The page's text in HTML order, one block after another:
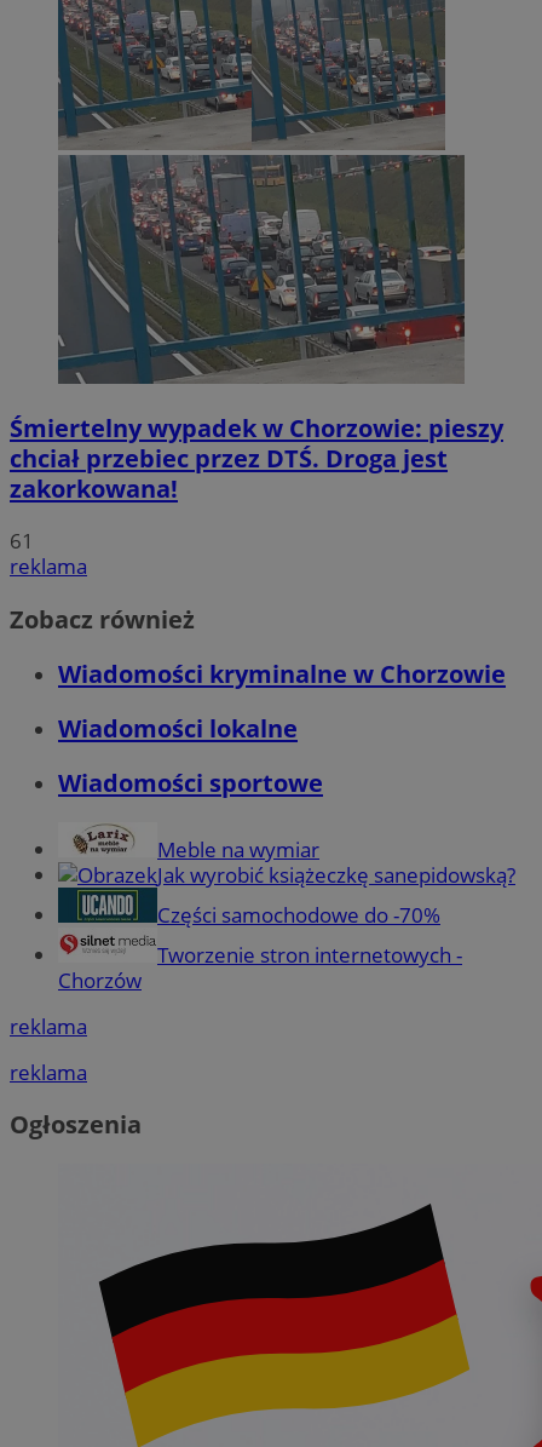
Śmiertelny wypadek w Chorzowie: pieszy
chciał przebiec przez DTŚ. Droga jest
zakorkowana!
61
reklama
Zobacz również
Wiadomości kryminalne w Chorzowie
Wiadomości lokalne
Wiadomości sportowe
Meble na wymiar
Jak wyrobić książeczkę sanepidowską?
Części samochodowe do -70%
Tworzenie stron internetowych -
Chorzów
reklama
reklama
Ogłoszenia